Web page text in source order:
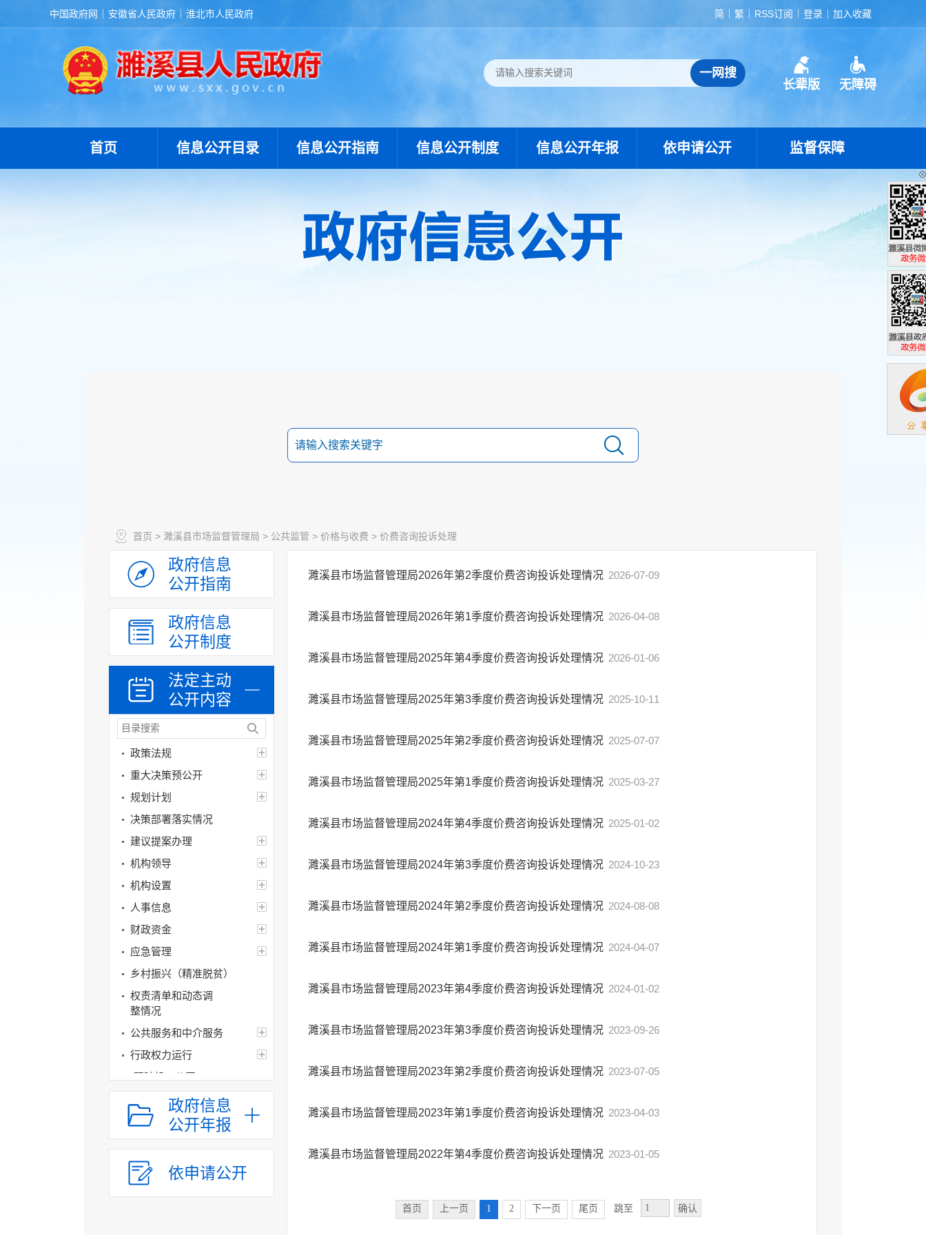
中国政府网 安徽省人民政府 淮北市人民政府 简 繁 RSS订阅 登录 加入收藏
长辈版 无障碍
首页 信息公开目录 信息公开指南 信息公开制度 信息公开年报 依申请公开 监督保障
首页 > 濉溪县市场监督管理局 > 公共监管 > 价格与收费 > 价费咨询投诉处理
政府信息
公开指南
政府信息
公开制度
法定主动
公开内容
政策法规
重大决策预公开
规划计划
决策部署落实情况
建议提案办理
机构领导
机构设置
人事信息
财政资金
应急管理
乡村振兴（精准脱贫）
权责清单和动态调
整情况
公共服务和中介服务
行政权力运行
“双随机一公开”
网上政务服务
招标采购
上级政策解读
本级政策解读
政府信息
公开年报
依申请公开
濉溪县市场监督管理局2026年第2季度价费咨询投诉处理情况 2026-07-09
濉溪县市场监督管理局2026年第1季度价费咨询投诉处理情况 2026-04-08
濉溪县市场监督管理局2025年第4季度价费咨询投诉处理情况 2026-01-06
濉溪县市场监督管理局2025年第3季度价费咨询投诉处理情况 2025-10-11
濉溪县市场监督管理局2025年第2季度价费咨询投诉处理情况 2025-07-07
濉溪县市场监督管理局2025年第1季度价费咨询投诉处理情况 2025-03-27
濉溪县市场监督管理局2024年第4季度价费咨询投诉处理情况 2025-01-02
濉溪县市场监督管理局2024年第3季度价费咨询投诉处理情况 2024-10-23
濉溪县市场监督管理局2024年第2季度价费咨询投诉处理情况 2024-08-08
濉溪县市场监督管理局2024年第1季度价费咨询投诉处理情况 2024-04-07
濉溪县市场监督管理局2023年第4季度价费咨询投诉处理情况 2024-01-02
濉溪县市场监督管理局2023年第3季度价费咨询投诉处理情况 2023-09-26
濉溪县市场监督管理局2023年第2季度价费咨询投诉处理情况 2023-07-05
濉溪县市场监督管理局2023年第1季度价费咨询投诉处理情况 2023-04-03
濉溪县市场监督管理局2022年第4季度价费咨询投诉处理情况 2023-01-05
首页 上一页 1 2 下一页 尾页 跳至 确认
濉溪县政
政务微博
濉溪县政
政务微信